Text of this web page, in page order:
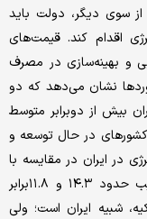
از سوی دیگر، دولت باید
اقدام کند. قیمت‌های
و بهینه‌‌‌سازی در مصرف
نشان می‌دهد که دو
بیش از دوبرابر متوسط
در حال توسعه و
در ایران در مقایسه با
کشورهای پیشرفته مانند ژاپن و آلمان به ترتیب حدود ۱۴.۳ و ۱۱.۸برابر
شبیه ایران است؛ ولی